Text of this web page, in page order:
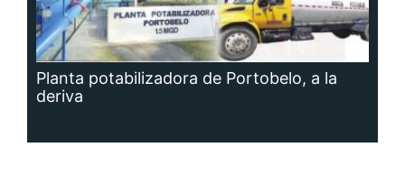
Planta potabilizadora de Portobelo, a la
deriva